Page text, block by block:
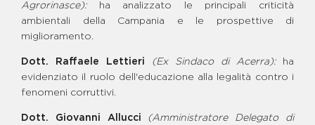
BENE SCHIAVONE SAVERIO
PAOLO
BENE STATUTO RODOLFO -
BENE STEFANO RECCIA -
MEDIATECA E LUDOTECA
BENE TAVOLETTA - CAFFE'
BENE VARGAS
Agrorinasce):
ha analizzato le principali criticità
ambientali della Campania e le prospettive di
miglioramento.
Dott. Raffaele Lettieri (Ex Sindaco di Acerra):
ha
evidenziato il ruolo dell'educazione alla legalità contro i
fenomeni corruttivi.
Dott. Giovanni Allucci
(Amministratore Delegato di